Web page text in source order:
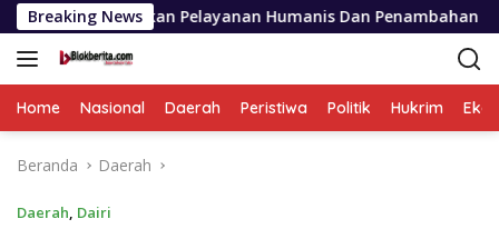
Langsung
ke
konten
Breaking News
Pelayanan Humanis Dan Penambahan Personil
Home Nasional Daerah Peristiwa Politik Hukrim
Beranda Daerah
Daerah, Dairi